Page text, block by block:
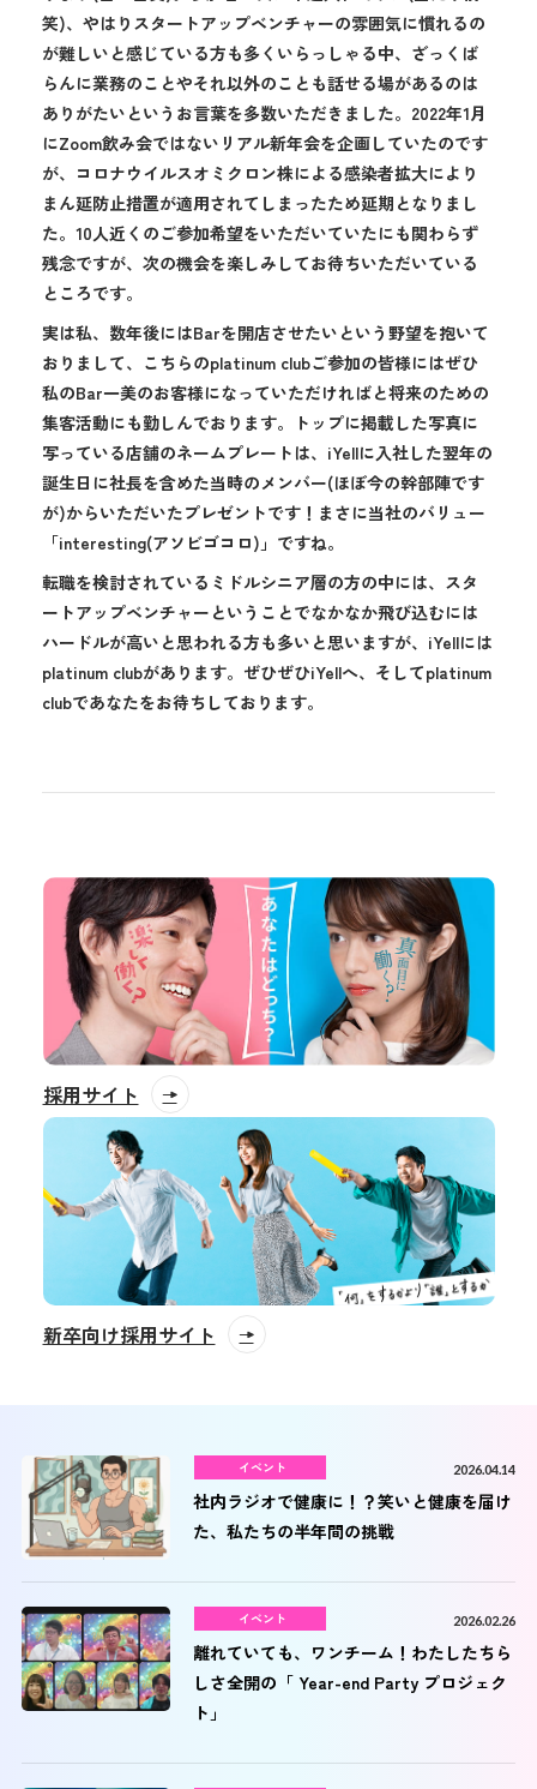
笑)、やはりスタートアップベンチャーの雰囲気に慣れるの
が難しいと感じている方も多くいらっしゃる中、ざっくば
らんに業務のことやそれ以外のことも話せる場があるのは
ありがたいというお言葉を多数いただきました。2022年1月
にZoom飲み会ではないリアル新年会を企画していたのです
が、コロナウイルスオミクロン株による感染者拡大により
まん延防止措置が適用されてしまったため延期となりまし
た。10人近くのご参加希望をいただいていたにも関わらず
残念ですが、次の機会を楽しみしてお待ちいただいている
ところです。
実は私、数年後にはBarを開店させたいという野望を抱いて
おりまして、こちらのplatinum clubご参加の皆様にはぜひ
私のBar一美のお客様になっていただければと将来のための
集客活動にも勤しんでおります。トップに掲載した写真に
写っている店舗のネームプレートは、iYellに入社した翌年の
誕生日に社長を含めた当時のメンバー(ほぼ今の幹部陣です
が)からいただいたプレゼントです！まさに当社のバリュー
「interesting(アソビゴコロ)」ですね。
転職を検討されているミドルシニア層の方の中には、スタ
ートアップベンチャーということでなかなか飛び込むには
ハードルが高いと思われる方も多いと思いますが、iYellには
platinum clubがあります。ぜひぜひiYellへ、そしてplatinum
clubであなたをお待ちしております。
採用サイト
新卒向け採用サイト
イベント 2026.04.14
社内ラジオで健康に！？笑いと健康を届け
た、私たちの半年間の挑戦
イベント 2026.02.26
離れていても、ワンチーム！わたしたちら
しさ全開の「 Year-end Party プロジェク
ト」